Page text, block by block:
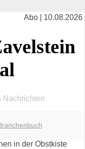
Abo | 10.08.2026
Nachrichten